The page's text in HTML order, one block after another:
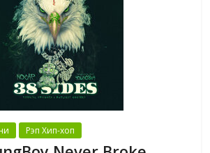
Рэп Хип-хоп